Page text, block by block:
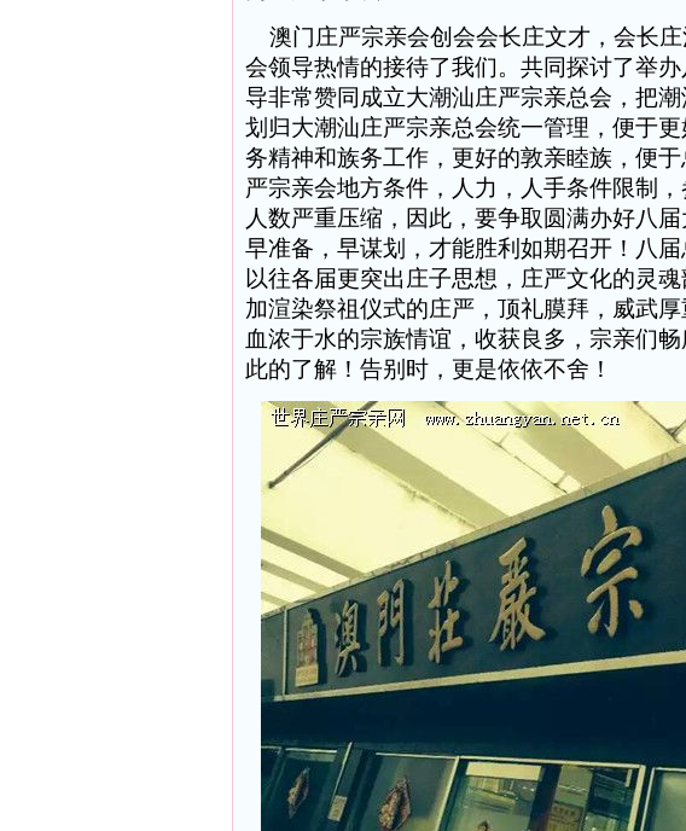
澳门庄严宗亲会创会会长庄文才，会长
会领导热情的接待了我们。共同探讨了举
导非常赞同成立大潮汕庄严宗亲总会，把
划归大潮汕庄严宗亲总会统一管理，便于
务精神和族务工作，更好的敦亲睦族，便
严宗亲会地方条件，人力，人手条件限制
人数严重压缩，因此，要争取圆满办好八
早准备，早谋划，才能胜利如期召开！八
以往各届更突出庄子思想，庄严文化的灵
加渲染祭祖仪式的庄严，顶礼膜拜，威武
血浓于水的宗族情谊，收获良多，宗亲们
此的了解！告别时，更是依依不舍！